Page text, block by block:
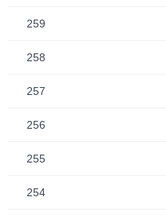
259
258
257
256
255
254